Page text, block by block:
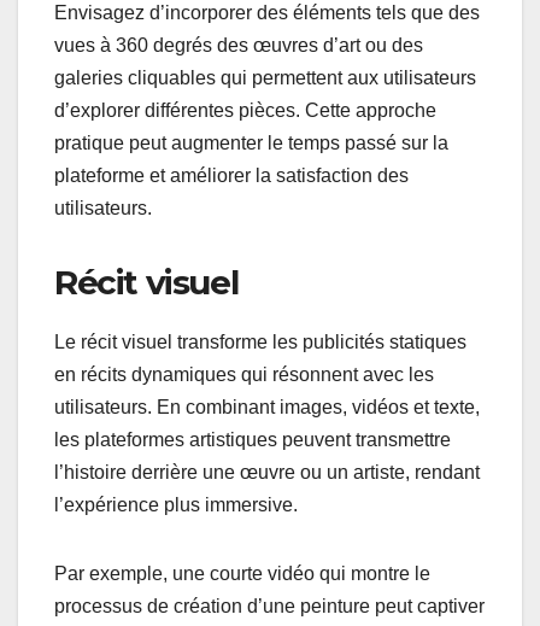
Envisagez d’incorporer des éléments tels que des
vues à 360 degrés des œuvres d’art ou des
galeries cliquables qui permettent aux utilisateurs
d’explorer différentes pièces. Cette approche
pratique peut augmenter le temps passé sur la
plateforme et améliorer la satisfaction des
utilisateurs.
Récit visuel
Le récit visuel transforme les publicités statiques
en récits dynamiques qui résonnent avec les
utilisateurs. En combinant images, vidéos et texte,
les plateformes artistiques peuvent transmettre
l’histoire derrière une œuvre ou un artiste, rendant
l’expérience plus immersive.
Par exemple, une courte vidéo qui montre le
processus de création d’une peinture peut captiver